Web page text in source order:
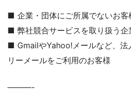
■ 企業・団体にご所属でないお客
■ 弊社競合サービスを取り扱う企
■ GmailやYahoo!メールなど、法
リーメールをご利用のお客様
———-